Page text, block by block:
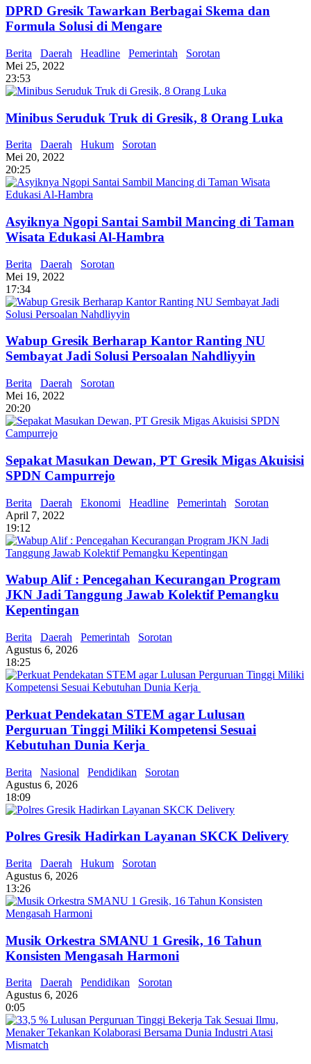
DPRD Gresik Tawarkan Berbagai Skema dan
Formula Solusi di Mengare
Berita Daerah Headline Pemerintah
Sorotan
Mei 25, 2022
23:53
Minibus Seruduk Truk di Gresik, 8 Orang Luka
Berita Daerah Hukum
Sorotan
Mei 20, 2022
20:25
Asyiknya Ngopi Santai Sambil Mancing di Taman
Wisata Edukasi Al-Hambra
Berita Daerah
Sorotan
Mei 19, 2022
17:34
Wabup Gresik Berharap Kantor Ranting NU
Sembayat Jadi Solusi Persoalan Nahdliyyin
Berita Daerah
Sorotan
Mei 16, 2022
20:20
Sepakat Masukan Dewan, PT Gresik Migas Akuisisi
SPDN Campurrejo
Berita Daerah Ekonomi Headline Pemerintah
Sorotan
April 7, 2022
19:12
Wabup Alif : Pencegahan Kecurangan Program
JKN Jadi Tanggung Jawab Kolektif Pemangku
Kepentingan
Berita Daerah Pemerintah
Sorotan
Agustus 6, 2026
18:25
Perkuat Pendekatan STEM agar Lulusan
Perguruan Tinggi Miliki Kompetensi Sesuai
Kebutuhan Dunia Kerja
Berita Nasional Pendidikan
Sorotan
Agustus 6, 2026
18:09
Polres Gresik Hadirkan Layanan SKCK Delivery
Berita Daerah Hukum
Sorotan
Agustus 6, 2026
13:26
Musik Orkestra SMANU 1 Gresik, 16 Tahun
Konsisten Mengasah Harmoni
Berita Daerah Pendidikan
Sorotan
Agustus 6, 2026
0:05